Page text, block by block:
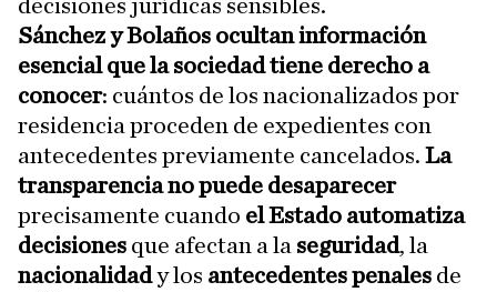
decisiones jurídicas sensibles.
Sánchez y Bolaños ocultan información
esencial que la sociedad tiene derecho a
conocer: cuántos de los nacionalizados por
residencia proceden de expedientes con
antecedentes previamente cancelados. La
transparencia no puede desaparecer
precisamente cuando el Estado automatiza
decisiones que afectan a la seguridad, la
nacionalidady los antecedentes penales de